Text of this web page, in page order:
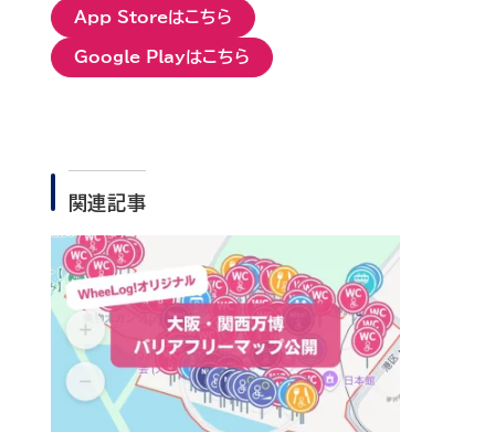
App Storeはこちら
Google Playはこちら
関連記事